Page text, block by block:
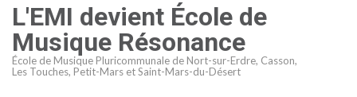
L'EMI devient École de
Musique Résonance
École de Musique Pluricommunale de Nort-sur-Erdre, Casson,
Les Touches, Petit-Mars et Saint-Mars-du-Désert